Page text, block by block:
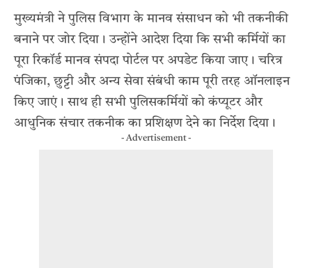
मुख्यमंत्री ने पुलिस विभाग के मानव संसाधन को भी तकनीकी
बनाने पर जोर दिया। उन्होंने आदेश दिया कि सभी कर्मियों का
पूरा रिकॉर्ड मानव संपदा पोर्टल पर अपडेट किया जाए। चरित्र
पंजिका, छुट्टी और अन्य सेवा संबंधी काम पूरी तरह ऑनलाइन
किए जाएं। साथ ही सभी पुलिसकर्मियों को कंप्यूटर और
आधुनिक संचार तकनीक का प्रशिक्षण देने का निर्देश दिया।
- Advertisement -